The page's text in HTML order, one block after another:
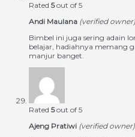
Rated 5out of 5
Andi Maulana (verified owner)
Bimbel ini juga sering adain
belajar, hadiahnya memang
manjur banget.
Rated 5out of 5
Ajeng Pratiwi (verified owner)